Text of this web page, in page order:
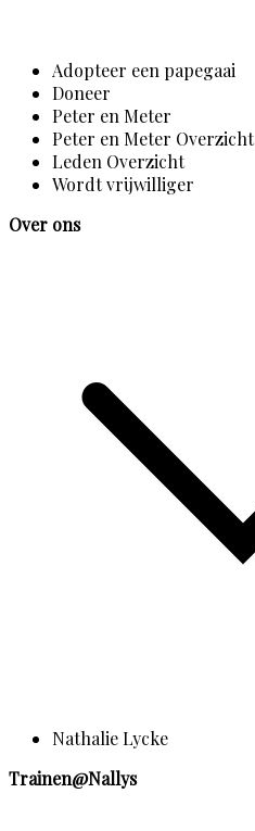
Adopteer een papegaai
Doneer
Peter en Meter
Peter en Meter Overzicht
Leden Overzicht
Wordt vrijwilliger
Over ons
Nathalie Lycke
Trainen@Nallys